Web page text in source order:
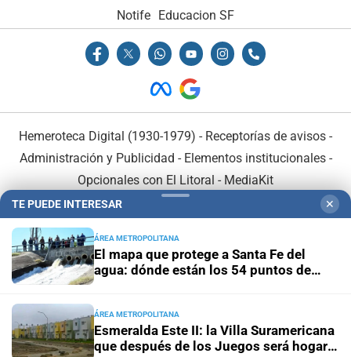
Notife
Educacion SF
Hemeroteca Digital (1930-1979) - Receptorías de avisos -
Administración y Publicidad - Elementos institucionales-
Opcionales con El Litoral - MediaKit
En Asociación con:
TE PUEDE INTERESAR ✕
ÁREA METROPOLITANA
El mapa que protege a Santa Fe del
agua: dónde están los 54 puntos de
ÁREA METROPOLITANA
Esmeralda Este II: la Villa Suramericana
que después de los Juegos será hogar